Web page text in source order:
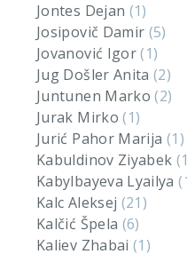
Jontes Dejan (1)
Josipovič Damir (5)
Jovanović Igor(1)
Jug Došler Anita(2)
Juntunen Marko(2)
Jurak Mirko(1)
Jurić Pahor Marija (1)
Kabuldinov Ziyabek
Kabylbayeva Lyailya
Kalc Aleksej (21)
Kalčić Špela (6)
Kaliev Zhabai(1)